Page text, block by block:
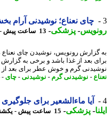
چای نعناع؛ نوشیدنی آرام بخش
-پزشکی-13 ساعت پیش - یکشنبه 18 مرداد 1405، 20:33
رونویس، نوشیدن چای نعناع
بعد از غذا باشد و برخی به گزارش
گرم و خوش عطر برای بعد از غذا
-نوشیدنی گرم-نوشیدنی-چای -طرز
آیا ماءالشعیر برای جلوگیری
-پزشکی-15 ساعت پیش - یکشنبه 18 مرداد 1405، 18:22